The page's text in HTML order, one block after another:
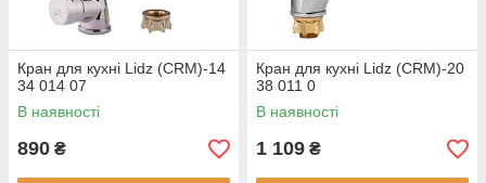
Кран для кухні Lidz (CRM)-14
34 014 07
В наявності
890 ₴
Кран для кухні Lidz (CRM)-20
38 011 0
В наявності
1 109 ₴